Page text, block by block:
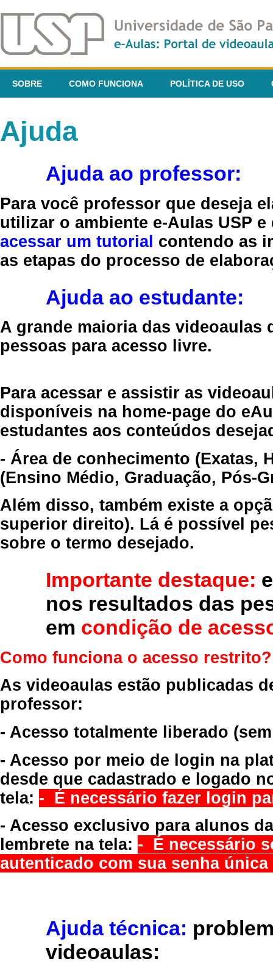
SOBRE COMO FUNCIONA POLÍTICA DE USO
Ajuda
Ajuda ao professor:
Para você professor que deseja
utilizar o ambiente e-Aulas USP
acessar um tutorial contendo as
as etapas do processo de
Ajuda ao estudante:
A grande maioria das videoaulas
pessoas para acesso livre.
Para acessar e assistir as
disponíveis na home-page do
estudantes aos conteúdos
- Área de conhecimento (Exatas,
(Ensino Médio, Graduação, Pós-
Além disso, também existe a
superior direito). Lá é possível
sobre o termo desejado.
Importante destaque:
nos resultados das
em condição de
Como funciona o acesso restrito?
As videoaulas estão publicadas
professor:
- Acesso totalmente liberado
- Acesso por meio de login na
desde que cadastrado e logado
tela: - É necessário fazer login
- Acesso exclusivo para alunos
lembrete na tela: - É necessário
autenticado com sua senha
Ajuda técnica:
videoaulas: